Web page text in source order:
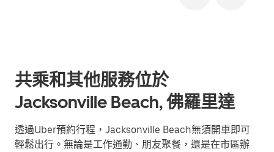
共乘和其他服務位於
Jacksonville Beach, 佛羅里達
透過Uber預約行程，Jacksonville Beach無須開車即可
輕鬆出行。無論是工作通勤、朋友聚餐，還是在市區辦